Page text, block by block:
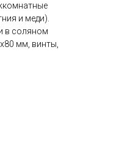
и меди).
в соляном
мм, винты,